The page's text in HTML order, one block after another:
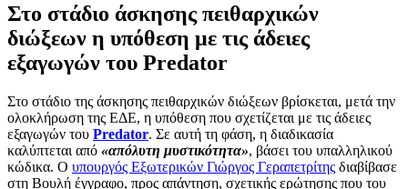
Στο στάδιο άσκησης πειθαρχικών
διώξεων η υπόθεση με τις άδειες
εξαγωγών του Predator
Στο στάδιο της άσκησης πειθαρχικών διώξεων βρίσκεται, μετά την
ολοκλήρωση της ΕΔΕ, η υπόθεση που σχετίζεται με τις άδειες
εξαγωγών του Predator. Σε αυτή τη φάση, η διαδικασία
καλύπτεται από «απόλυτη μυστικότητα», βάσει του υπαλληλικού
κώδικα. Ο υπουργός Εξωτερικών Γιώργος Γεραπετρίτης διαβίβασε
στη Βουλή έγγραφο, προς απάντηση, σχετικής ερώτησης που του